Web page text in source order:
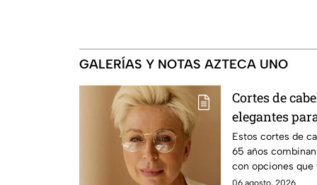
GALERÍAS Y NOTAS AZTECA UNO
Cortes de
elegantes
años
Estos cortes de
65 años
con opciones que
pasan de moda.
06 agosto, 2026